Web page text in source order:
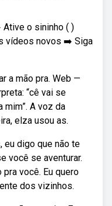
o sininho ( )
vídeos novos ➡️ Siga
a mão pra. Web —
“cê vai se
mim”. A voz da
elza usou as.
eu digo que não te
você se aventurar.
pra você. Eu quero
dos vizinhos.